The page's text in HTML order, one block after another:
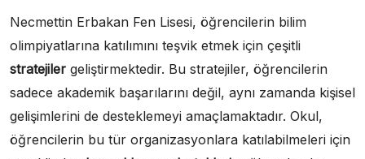
Necmettin Erbakan Fen Lisesi, öğrencilerin bilim
olimpiyatlarına katılımını teşvik etmek için çeşitli
stratejiler geliştirmektedir. Bu stratejiler, öğrencilerin
sadece akademik başarılarını değil, aynı zamanda kişisel
gelişimlerini de desteklemeyi amaçlamaktadır. Okul,
öğrencilerin bu tür organizasyonlara katılabilmeleri için